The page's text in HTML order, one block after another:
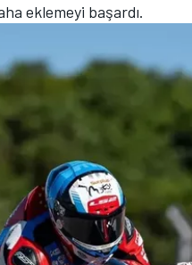
eklemeyi başardı.